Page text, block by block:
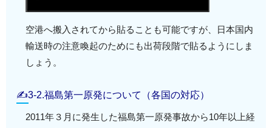
空港へ搬入されてから貼ることも可能ですが、日本国内
輸送時の注意喚起のためにも出荷段階で貼るようにしま
しょう。
✍3-2.福島第一原発について（各国の対応）
2011年３月に発生した福島第一原発事故から10年以上経